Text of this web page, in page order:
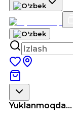
Yuklanmoqda...